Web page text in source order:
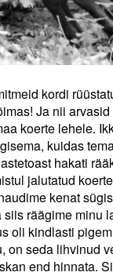
kordi
Ja nii
koerte lehele.
kuidas
hakati
jalutatud
kenat
räägime minu
oli kindlasti
on seda lihvinud
end hinnata.